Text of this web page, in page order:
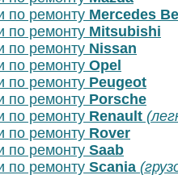
по ремонту Mercedes
по ремонту Mitsubishi
по ремонту Nissan
по ремонту Opel
по ремонту Peugeot
по ремонту Porsche
по ремонту Renault
по ремонту Rover
по ремонту Saab
по ремонту Scania